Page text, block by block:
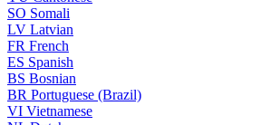
SO Somali
LV Latvian
FR French
ES Spanish
BS Bosnian
BR Portuguese (Brazil)
VI Vietnamese